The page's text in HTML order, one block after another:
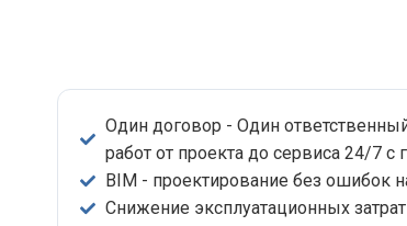
Один договор - Один
работ от проекта до сервиса 24/7 с
BIM - проектирование без ошибок
Снижение эксплуатационных затрат